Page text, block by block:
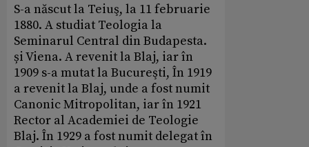
S-a născut la Teiuş, la 11 februarie
1880. A studiat Teologia la
Seminarul Central din Budapesta.
și Viena. A revenit la Blaj, iar în
1909 s-a mutat la Bucureşti, În 1919
a revenit la Blaj, unde a fost numit
Canonic Mitropolitan, iar în 1921
Rector al Academiei de Teologie
Blaj. În 1929 a fost numit delegat în